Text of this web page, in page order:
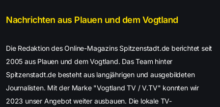
Nachrichten aus Plauen und dem Vogtland
Die Redaktion des Online-Magazins Spitzenstadt.de berichtet seit
2005 aus Plauen und dem Vogtland. Das Team hinter
Spitzenstadt.de besteht aus langjährigen und ausgebildeten
Journalisten. Mit der Marke "Vogtland TV / V.TV" konnten wir
2023 unser Angebot weiter ausbauen. Die lokale TV-